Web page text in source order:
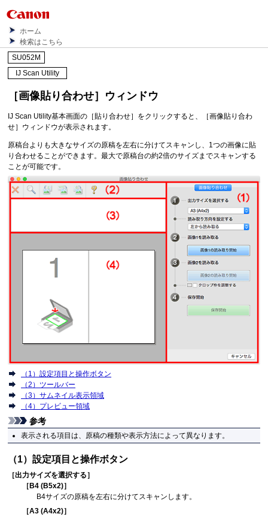
ホーム
検索はこちら
SU052M
IJ Scan Utility
［画像貼り合わせ］ウィンドウ
IJ Scan Utility基本画面の［貼り合わせ］をクリックすると、［画像貼り合わ
せ］ウィンドウが表示されます。
原稿台よりも大きなサイズの原稿を左右に分けてスキャンし、1つの画像に貼
り合わせることができます。最大で原稿台の約2倍のサイズまでスキャンする
ことが可能です。
（1）設定項目と操作ボタン
（2）ツールバー
（3）サムネイル表示領域
（4）プレビュー領域
参考
表示される項目は、原稿の種類や表示方法によって異なります。
（1）設定項目と操作ボタン
［出力サイズを選択する］
［ B4 (B5x2)］
B4サイズの原稿を左右に分けてスキャンします。
［A3 (A4x2)］